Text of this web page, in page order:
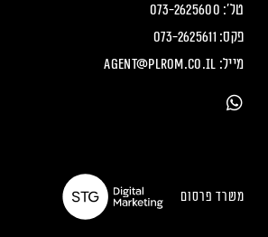
טל': 073-2625600
פקס: 073-2625611
מייל: agent@plrom.co.il
משרד פרסום